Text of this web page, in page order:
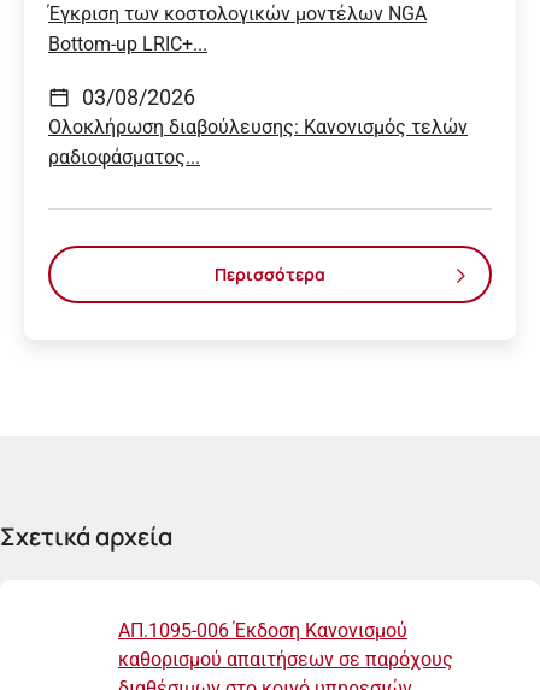
Έγκριση των κοστολογικών μοντέλων NGA
Bottom-up LRIC+...
03/08/2026
Ολοκλήρωση διαβούλευσης: Κανονισμός τελών
ραδιοφάσματος...
Περισσότερα
Σχετικά αρχεία
ΑΠ.1095-006 Έκδοση Κανονισμού
καθορισμού απαιτήσεων σε παρόχους